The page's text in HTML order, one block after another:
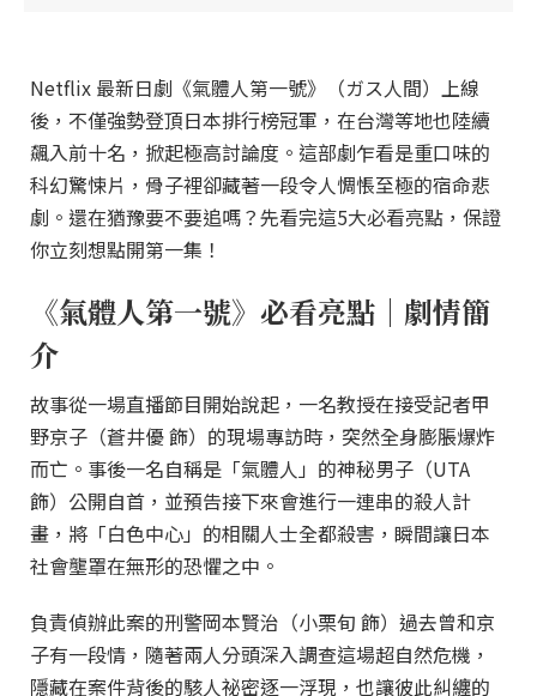
Netflix 最新日劇《氣體人第一號》（ガス人間）上線
後，不僅強勢登頂日本排行榜冠軍，在台灣等地也陸續
飆入前十名，掀起極高討論度。這部劇乍看是重口味的
科幻驚悚片，骨子裡卻藏著一段令人惆悵至極的宿命悲
劇。還在猶豫要不要追嗎？先看完這5大必看亮點，保證
你立刻想點開第一集！
《氣體人第一號》必看亮點｜劇情簡
介
故事從一場直播節目開始說起，一名教授在接受記者甲
野京子（蒼井優 飾）的現場專訪時，突然全身膨脹爆炸
而亡。事後一名自稱是「氣體人」的神秘男子（UTA
飾）公開自首，並預告接下來會進行一連串的殺人計
畫，將「白色中心」的相關人士全都殺害，瞬間讓日本
社會壟罩在無形的恐懼之中。
負責偵辦此案的刑警岡本賢治（小栗旬 飾）過去曾和京
子有一段情，隨著兩人分頭深入調查這場超自然危機，
隱藏在案件背後的駭人祕密逐一浮現，也讓彼此糾纏的